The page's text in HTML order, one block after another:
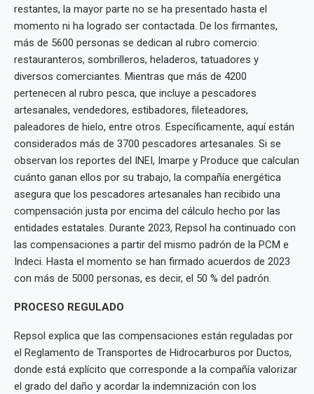
restantes, la mayor parte no se ha presentado hasta el
momento ni ha logrado ser contactada. De los firmantes,
más de 5600 personas se dedican al rubro comercio:
restauranteros, sombrilleros, heladeros, tatuadores y
diversos comerciantes. Mientras que más de 4200
pertenecen al rubro pesca, que incluye a pescadores
artesanales, vendedores, estibadores, fileteadores,
paleadores de hielo, entre otros. Específicamente, aquí están
considerados más de 3700 pescadores artesanales. Si se
observan los reportes del INEI, Imarpe y Produce que calculan
cuánto ganan ellos por su trabajo, la compañía energética
asegura que los pescadores artesanales han recibido una
compensación justa por encima del cálculo hecho por las
entidades estatales. Durante 2023, Repsol ha continuado con
las compensaciones a partir del mismo padrón de la PCM e
Indeci. Hasta el momento se han firmado acuerdos de 2023
con más de 5000 personas, es decir, el 50 % del padrón.
PROCESO REGULADO
Repsol explica que las compensaciones están reguladas por
el Reglamento de Transportes de Hidrocarburos por Ductos,
donde está explícito que corresponde a la compañía valorizar
el grado del daño y acordar la indemnización con los